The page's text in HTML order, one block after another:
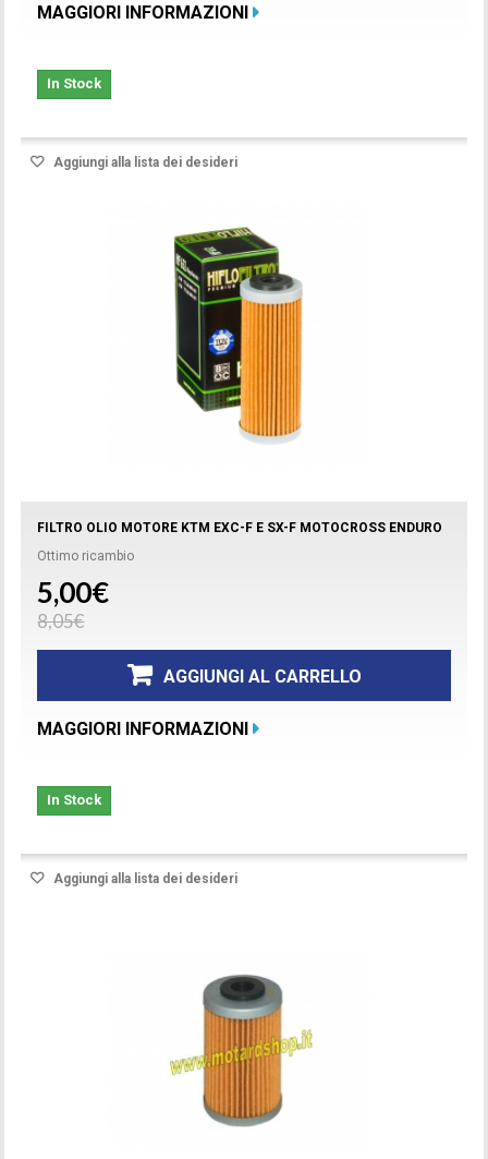
MAGGIORI INFORMAZIONI
In Stock
Aggiungi alla lista dei desideri
FILTRO OLIO MOTORE KTM EXC-F E SX-F MOTOCROSS ENDURO
Ottimo ricambio
5,00€
8,05€
AGGIUNGI AL CARRELLO
MAGGIORI INFORMAZIONI
In Stock
Aggiungi alla lista dei desideri